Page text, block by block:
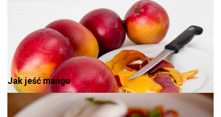
Jak jeść mango